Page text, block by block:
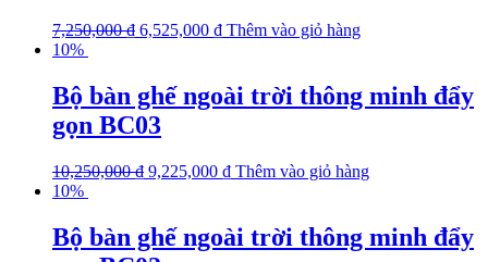
7,250,000₫ 6,525,000 ₫ Thêm vào giỏ hàng
10%
Bộ bàn ghế ngoài trời thông minh đẩy
gọn BC03
10,250,000₫ 9,225,000 ₫ Thêm vào giỏ hàng
10%
Bộ bàn ghế ngoài trời thông minh đẩy